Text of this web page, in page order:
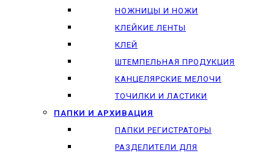
НОЖНИЦЫ И НОЖИ
КЛЕЙКИЕ ЛЕНТЫ
КЛЕЙ
ШТЕМПЕЛЬНАЯ ПРОДУКЦИЯ
КАНЦЕЛЯРСКИЕ МЕЛОЧИ
ТОЧИЛКИ И ЛАСТИКИ
ПАПКИ И АРХИВАЦИЯ
ПАПКИ РЕГИСТРАТОРЫ
РАЗДЕЛИТЕЛИ ДЛЯ